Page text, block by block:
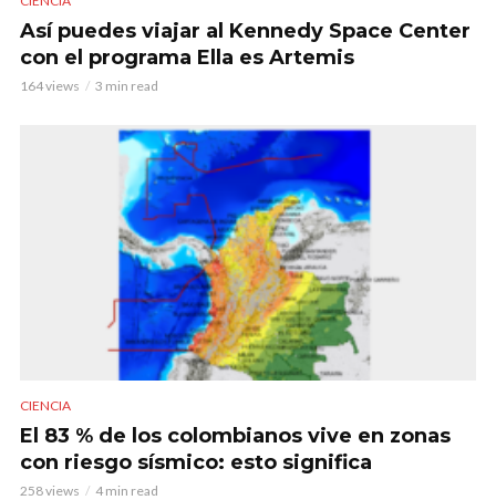
Así puedes viajar al Kennedy Space Center
con el programa Ella es Artemis
164 views 3 min read
CIENCIA
El 83 % de los colombianos vive en zonas
con riesgo sísmico: esto significa
258 views 4 min read